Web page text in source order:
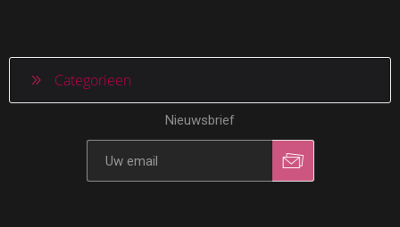
Categorieen
Nieuwsbrief